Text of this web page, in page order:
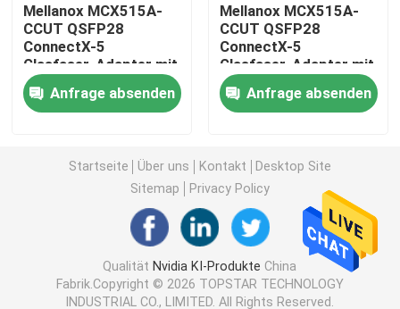
Modul 10G SFP
Optischer Transceiver Finisar
Brocade FC SFP Modul
Brokat SAN-Schalter
Brokat HÜLSE Lizenz
Mellanox MCX515A-
CCUT QSFP28
ConnectX-5
Glasfaser-Adapter mit
einem Port für
Ethernet 4G Hohes
Bracket 1 Jahr
Anfrage absenden
Mellanox MCX515A-
CCUT QSFP28
ConnectX-5
Glasfaser-Adapter mit
einem Port für
Ethernet 4G, hohes
Bracket
Anfrage absenden
Startseite Über uns Kontakt
Desktop Site
Sitemap
Privacy Policy
Qualität Nvidia KI-Produkte China
Fabrik.Copyright © 2026 TOPSTAR TECHNOLOGY
INDUSTRIAL CO., LIMITED. All Rights Reserved.